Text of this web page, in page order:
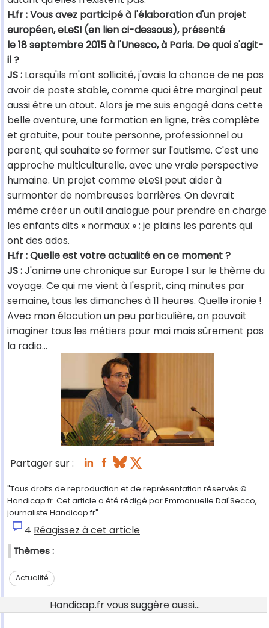
H.fr : Vous avez participé à l'élaboration d'un projet
européen, eLeSI (en lien ci-dessous), présenté
le 18 septembre 2015 à l'Unesco, à Paris. De quoi s'agit-
il ?
JS : Lorsqu'ils m'ont sollicité, j'avais la chance de ne pas
avoir de poste stable, comme quoi être marginal peut
aussi être un atout. Alors je me suis engagé dans cette
belle aventure, une formation en ligne, très complète
et gratuite, pour toute personne, professionnel ou
parent, qui souhaite se former sur l'autisme. C'est une
approche multiculturelle, avec une vraie perspective
humaine. Un projet comme eLeSI peut aider à
surmonter de nombreuses barrières. On devrait
même créer un outil analogue pour prendre en charge
les enfants dits « normaux » ; je plains les parents qui
ont des ados.
H.fr : Quelle est votre actualité en ce moment ?
JS :J'anime une chronique sur Europe 1 sur le thème du
voyage. Ce qui me vient à l'esprit, cinq minutes par
semaine, tous les dimanches à 11 heures. Quelle ironie !
Avec mon élocution un peu particulière, on pouvait
imaginer tous les métiers pour moi mais sûrement pas
la radio…
Partager sur :
"Tous droits de reproduction et de représentation réservés.©
Handicap.fr. Cet article a été rédigé par Emmanuelle Dal'Secco,
journaliste Handicap.fr"
4 Réagissez à cet article
Thèmes :
Actualité
Handicap.fr vous suggère aussi...